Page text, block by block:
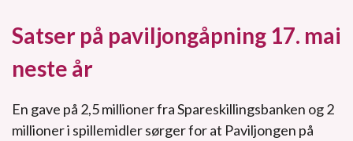
Satser på paviljongåpning 17. mai
neste år
En gave på 2,5 millioner fra Spareskillingsbanken og 2
millioner i spillemidler sørger for at Paviljongen på